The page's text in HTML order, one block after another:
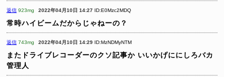
返信 923mg 2022年04月10日 14:27 ID:E0Mzc2MDQ
常時ハイビームだからじゃねーの？
返信 743mg 2022年04月10日 14:29 ID:MzNDMyNTM
またドライブレコーダーのクソ記事か いいかげににしろバカ
管理人